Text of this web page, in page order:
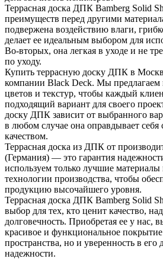
Террасная доска ДПК Bamberg Solid
преимуществ перед другими
подвержена воздействию влаги,
делает ее идеальным выбором для
Во-вторых, она легкая в уходе и не
по уходу.
Купить террасную доску ДПК в
компании Black Deck. Мы предлагаем
цветов и текстур, чтобы каждый
подходящий вариант для своего
доску ДПК зависит от выбранного
в любом случае она оправдывает себя
качеством.
Террасная доска из ДПК от
(Германия) — это гарантия
используем только лучшие
технологии производства, чтобы
продукцию высочайшего уровня.
Террасная доска ДПК Bamberg Solid
выбор для тех, кто ценит качество,
долговечность. Приобретая ее у нас,
красивое и функциональное
пространства, но и уверенность в его
надежности.